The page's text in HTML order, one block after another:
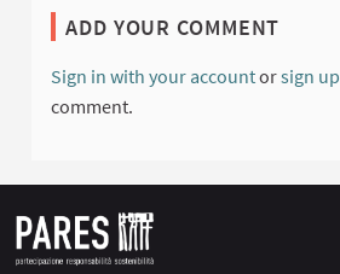
ADD YOUR COMMENT
Sign in with your accountorsign up
comment.